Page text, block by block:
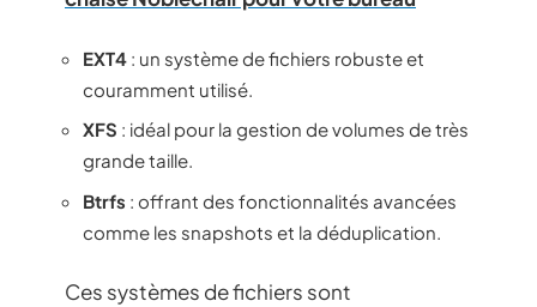
EXT4 : un système de fichiers robuste et
couramment utilisé.
XFS : idéal pour la gestion de volumes de très
grande taille.
Btrfs : offrant des fonctionnalités avancées
comme les snapshots et la déduplication.
Ces systèmes de fichiers sont